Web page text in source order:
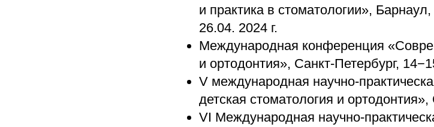
и практика в стоматологии»,
26.04. 2024 г.
Международная конференция
и ортодонтия», Санкт-Петербург,
V международная научно-
детская стоматология и
VI Международная научно-